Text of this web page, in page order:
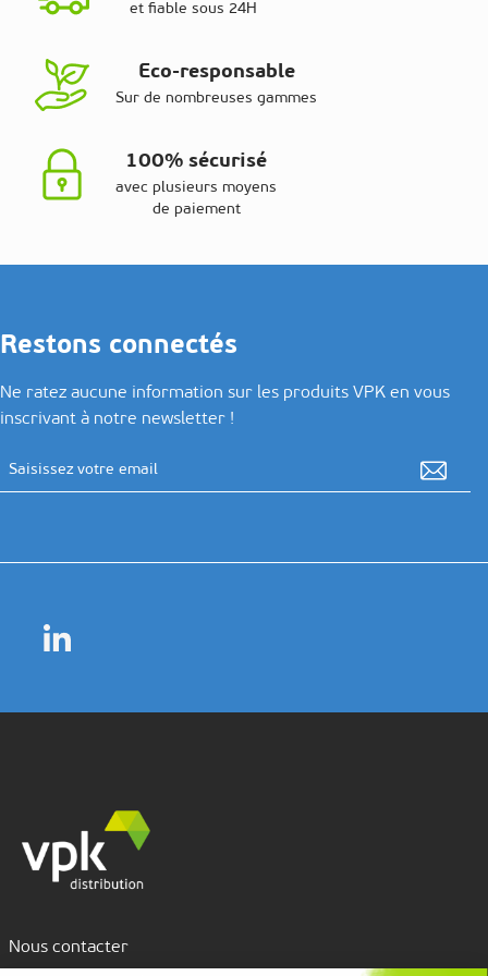
et fiable sous 24H
Eco-responsable
Sur de nombreuses gammes
100% sécurisé
avec plusieurs moyens
de paiement
Restons connectés
Ne ratez aucune information sur les produits VPK en vous
inscrivant à notre newsletter !
Nous contacter